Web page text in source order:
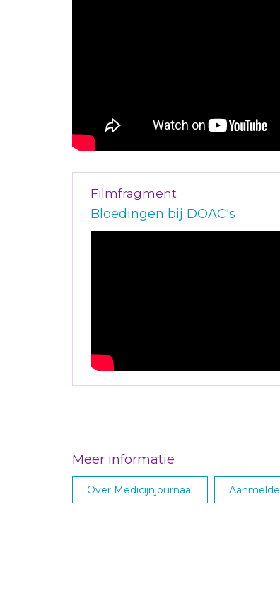
Filmfragment
Bloedingen bij DOAC's
Meer informatie
Over Medicijnjournaal